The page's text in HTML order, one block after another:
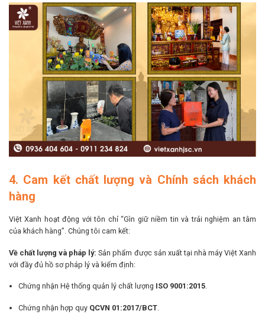
4. Cam kết chất lượng và Chính sách khách
hàng
Việt Xanh hoạt động với tôn chỉ “Gìn giữ niềm tin và trải nghiệm an tâm
của khách hàng”. Chúng tôi cam kết:
Về chất lượng và pháp lý: Sản phẩm được sản xuất tại nhà máy Việt Xanh
với đầy đủ hồ sơ pháp lý và kiểm định:
Chứng nhận Hệ thống quản lý chất lượng ISO 9001:2015.
Chứng nhận hợp quy QCVN 01:2017/BCT